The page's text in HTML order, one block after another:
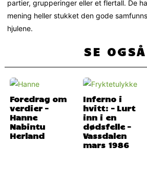
partier, grupperinger eller et flertall. De
mening heller stukket den gode
hjulene.
SE OGSÅ
Foredrag om
verdier –
Hanne
Nabintu
Herland
Inferno i
hvitt: – Lurt
inn i en
dødsfelle –
Vassdalen
mars 1986